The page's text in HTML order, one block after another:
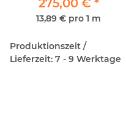
Pulverbeschichtet
13,89 € pro 1 m
Produktionszeit /
Lieferzeit: 7 - 9 Werktage